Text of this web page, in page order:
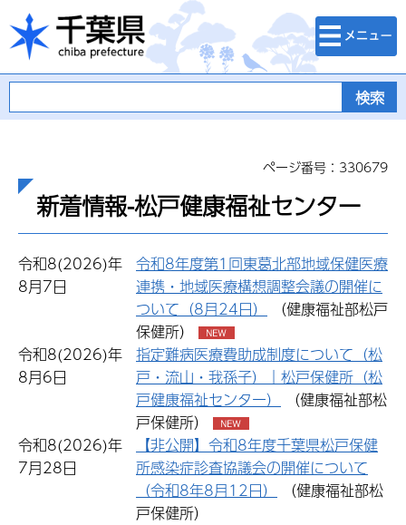
千葉県
検索・メニュ
ー
ページ番号：330679
新着情報-松戸健康福祉センター
令和8(2026)年
8月7日
令和8年度第1回東葛北部地域保健医療
連携・地域医療構想調整会議の開催に
ついて（8月24日）
保健所）
令和8(2026)年
8月6日
指定難病医療費助成制度について（松
戸・流山・我孫子）｜松戸保健所（松
戸健康福祉センター）
戸保健所）
令和8(2026)年
7月28日
【非公開】令和8年度千葉県松戸保健
所感染症診査協議会の開催について
（令和8年8月12日）
戸保健所）